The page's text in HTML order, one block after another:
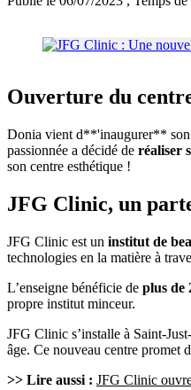
Ouverture du
Donia vient d**'inaugurer** son
passionnée a décidé de réaliser
son centre esthétique !
JFG Clinic, un
JFG Clinic est un institut de
technologies en la matière à
L’enseigne bénéficie de plus de
propre institut minceur.
JFG Clinic s’installe à Saint-
âge. Ce nouveau centre promet
>> Lire aussi : JFG Clinic